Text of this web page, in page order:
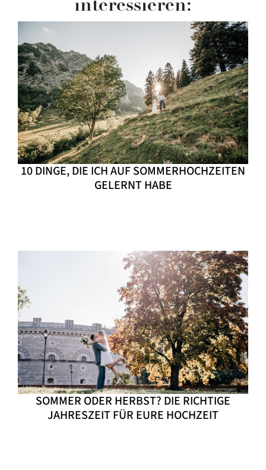
10 DINGE, DIE ICH AUF SOMMERHOCHZEITEN
GELERNT HABE
SOMMER ODER HERBST? DIE RICHTIGE
JAHRESZEIT FÜR EURE HOCHZEIT